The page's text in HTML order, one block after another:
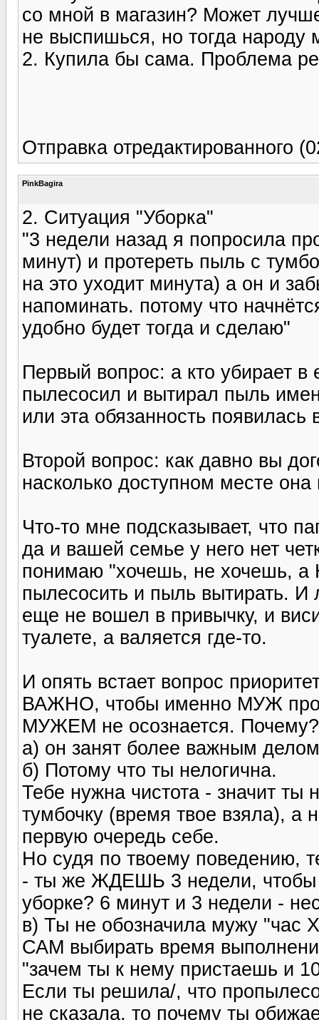
со мной в магазин? Может
не выспишься, но тогда народу
2. Купила бы сама. Проблема
Отправка отредактированного
PinkBagira
2. Ситуация "Уборка"
"3 недели назад я попросила
минут) и протереть пыль с
на это уходит минута) а он и
напоминать. потому что
удобно будет тогда и сделаю"
Первый вопрос: а кто убирает
пылесосил и вытирал пыль
или эта обязанность появилась
Второй вопрос: как давно вы
насколько доступном месте она
Что-то мне подсказывает, что
да и вашей семье у него нет
понимаю "хочешь, не хочешь,
пылесосить и пыль вытирать. И
еще не вошел в привычку, и
туалете, а валяется где-то.
И опять встает вопрос
ВАЖНО, чтобы именно МУЖ
МУЖЕМ не осознается. Почему?
а) он занят более важным
б) Потому что ты нелогична.
Тебе нужна чистота - значит
тумбочку (время твое взяла), а
первую очередь себе.
Но судя по твоему поведению,
- ты же ЖДЕШЬ 3 недели, чтобы
уборке? 6 минут и 3 недели -
в) Ты не обозначила мужу "час
САМ выбирать время
"зачем ты к нему пристаешь и
Если ты решила/, что
не сказала, то почему ты